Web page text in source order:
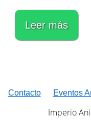
Leer más
Contacto Eventos
Imperio